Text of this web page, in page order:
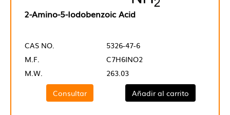
2-Amino-5-Iodobenzoic Acid
CAS NO.
5326-47-6
M.F.
C7H6INO2
M.W.
263.03
Consultar
Añadir al carrito